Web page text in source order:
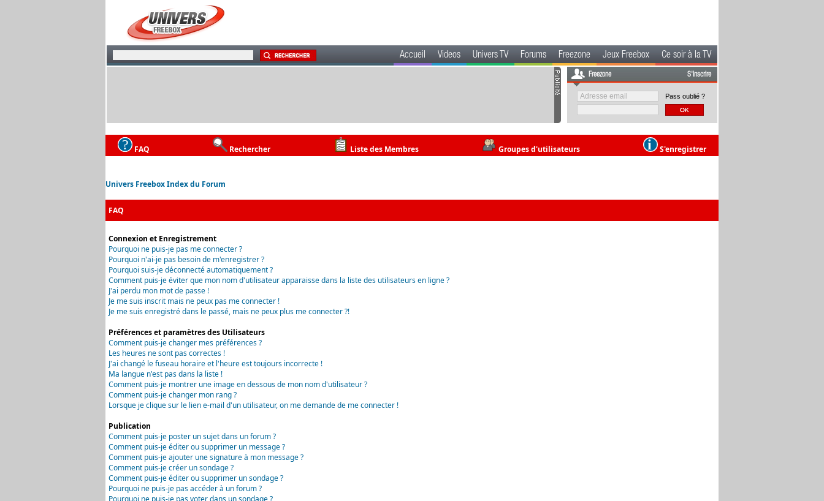
Accueil Videos Univers TV Forums Freezone Jeux Freebox Ce soir à la TV
Freezone S'inscrire
Pass oublié ?
FAQ Rechercher Liste des Membres Groupes d'utilisateurs S'enregistrer
Univers Freebox Index du Forum
FAQ
Connexion et Enregistrement
Pourquoi ne puis-je pas me connecter ?
Pourquoi n'ai-je pas besoin de m'enregistrer ?
Pourquoi suis-je déconnecté automatiquement ?
Comment puis-je éviter que mon nom d'utilisateur apparaisse dans la liste des utilisateurs en ligne ?
J'ai perdu mon mot de passe !
Je me suis inscrit mais ne peux pas me connecter !
Je me suis enregistré dans le passé, mais ne peux plus me connecter ?!
Préférences et paramètres des Utilisateurs
Comment puis-je changer mes préférences ?
Les heures ne sont pas correctes !
J'ai changé le fuseau horaire et l'heure est toujours incorrecte !
Ma langue n'est pas dans la liste !
Comment puis-je montrer une image en dessous de mon nom d'utilisateur ?
Comment puis-je changer mon rang ?
Lorsque je clique sur le lien e-mail d'un utilisateur, on me demande de me connecter !
Publication
Comment puis-je poster un sujet dans un forum ?
Comment puis-je éditer ou supprimer un message ?
Comment puis-je ajouter une signature à mon message ?
Comment puis-je créer un sondage ?
Comment puis-je éditer ou supprimer un sondage ?
Pourquoi ne puis-je pas accéder à un forum ?
Pourquoi ne puis-je pas voter dans un sondage ?